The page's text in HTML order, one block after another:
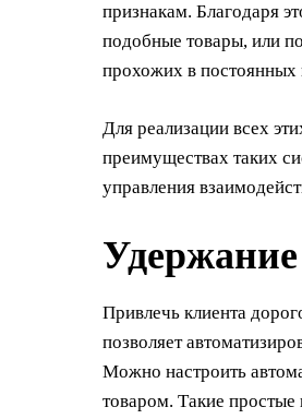
признакам. Благодаря
подобные товары, или
прохожих в постоянных
Для реализации всех
преимуществах таких
управления
Привлечь клиента
позволяет
Можно настроить
товаром. Такие